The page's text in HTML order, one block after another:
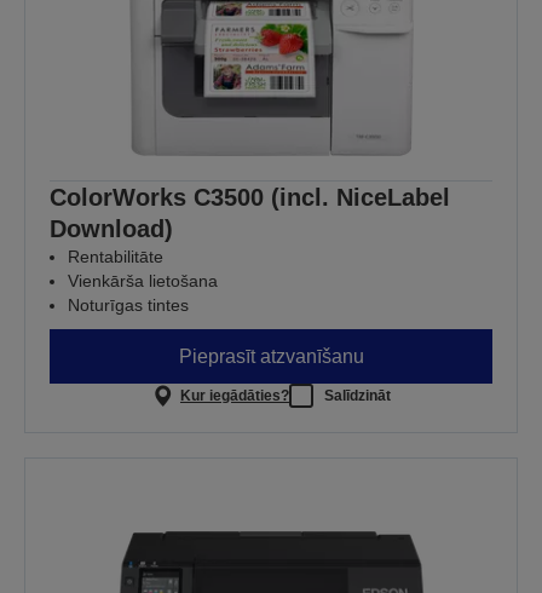
ColorWorks C3500 (incl. NiceLabel
Download)
Rentabilitāte
Vienkārša lietošana
Noturīgas tintes
Pieprasīt atzvanīšanu
Kur iegādāties? Salīdzināt